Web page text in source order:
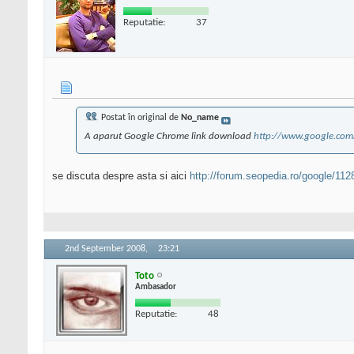
Reputatie: 37
Postat în original de No_name
A aparut Google Chrome link download http://
se discuta despre asta si aici http://forum.seopedia.ro/google/
2nd September 2008, 23:21
Toto
Ambasador
Reputatie: 48